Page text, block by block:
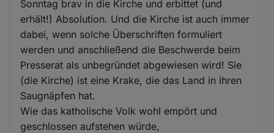
Sonntag brav in die Kirche und erbittet (und
erhält!) Absolution. Und die Kirche ist auch immer
dabei, wenn solche Überschriften formuliert
werden und anschließend die Beschwerde beim
Presserat als unbegründet abgewiesen wird! Sie
(die Kirche) ist eine Krake, die das Land in ihren
Saugnäpfen hat.
Wie das katholische Volk wohl empört und
geschlossen aufstehen würde,